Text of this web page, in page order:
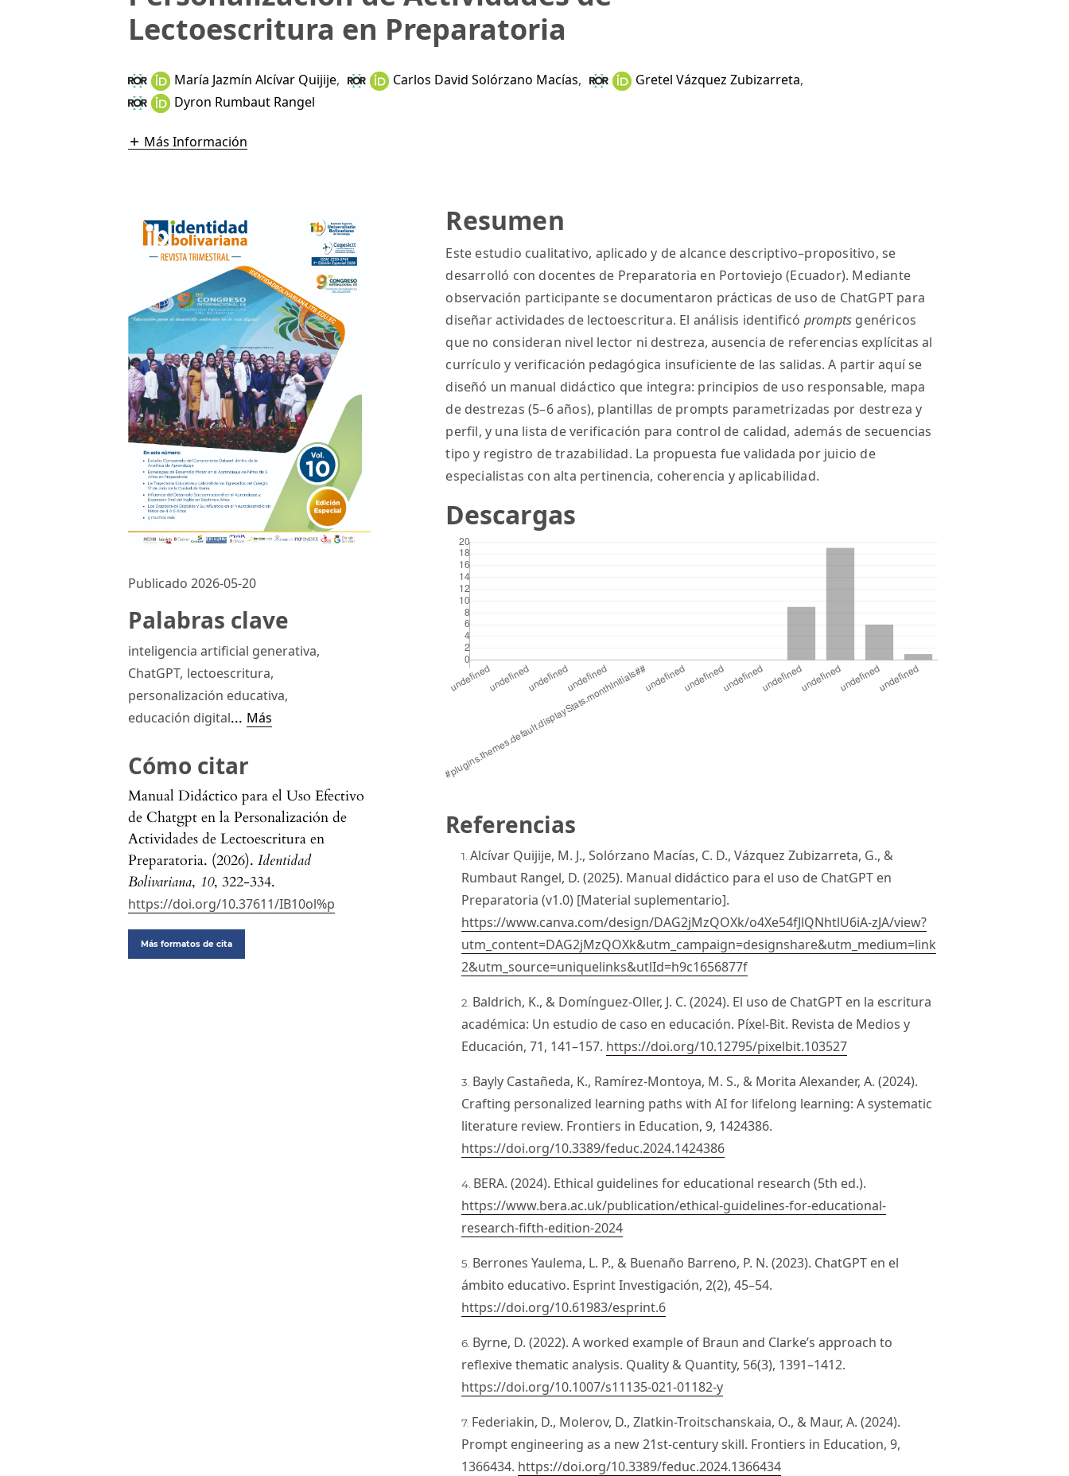
Lectoescritura en Preparatoria
María Jazmín Alcívar Quijije, Carlos David Solórzano Macías, Gretel Vázquez Zubizarreta,
Dyron Rumbaut Rangel
Más Información
Publicado 2026-05-20
Palabras clave
inteligencia artificial generativa,
ChatGPT, lectoescritura,
personalización educativa,
educación digital... Más
Cómo citar
Manual Didáctico para el Uso Efectivo
de Chatgpt en la Personalización de
Actividades de Lectoescritura en
Preparatoria. (2026).Identidad
Bolivariana, 10, 322-334.
https://doi.org/10.37611/IB10ol%p
Más formatos de cita
Resumen
Este estudio cualitativo, aplicado y de alcance descriptivo–propositivo, se
desarrolló con docentes de Preparatoria en Portoviejo (Ecuador). Mediante
observación participante se documentaron prácticas de uso de ChatGPT para
diseñar actividades de lectoescritura. El análisis identificó prompts genéricos
que no consideran nivel lector ni destreza, ausencia de referencias explícitas al
currículo y verificación pedagógica insuficiente de las salidas. A partir aquí se
diseñó un manual didáctico que integra: principios de uso responsable, mapa
de destrezas (5–6 años), plantillas de prompts parametrizadas por destreza y
perfil, y una lista de verificación para control de calidad, además de secuencias
tipo y registro de trazabilidad. La propuesta fue validada por juicio de
especialistas con alta pertinencia, coherencia y aplicabilidad.
Descargas
Referencias
Alcívar Quijije, M. J., Solórzano Macías, C. D., Vázquez Zubizarreta, G., &
Rumbaut Rangel, D. (2025). Manual didáctico para el uso de ChatGPT en
Preparatoria (v1.0) [Material suplementario].
https://www.canva.com/design/DAG2jMzQOXk/o4Xe54fJlQNhtlU6iA-zJA/view?
utm_content=DAG2jMzQOXk&utm_campaign=designshare&utm_medium=link
2&utm_source=uniquelinks&utlId=h9c1656877f
Baldrich, K., & Domínguez-Oller, J. C. (2024). El uso de ChatGPT en la escritura
académica: Un estudio de caso en educación. Píxel-Bit. Revista de Medios y
Educación, 71, 141–157. https://doi.org/10.12795/pixelbit.103527
Bayly Castañeda, K., Ramírez-Montoya, M. S., & Morita Alexander, A. (2024).
Crafting personalized learning paths with AI for lifelong learning: A systematic
literature review. Frontiers in Education, 9, 1424386.
https://doi.org/10.3389/feduc.2024.1424386
BERA. (2024). Ethical guidelines for educational research (5th ed.).
https://www.bera.ac.uk/publication/ethical-guidelines-for-educational-
research-fifth-edition-2024
Berrones Yaulema, L. P., & Buenaño Barreno, P. N. (2023). ChatGPT en el
ámbito educativo. Esprint Investigación, 2(2), 45–54.
https://doi.org/10.61983/esprint.6
Byrne, D. (2022). A worked example of Braun and Clarke’s approach to
reflexive thematic analysis. Quality & Quantity, 56(3), 1391–1412.
https://doi.org/10.1007/s11135-021-01182-y
Federiakin, D., Molerov, D., Zlatkin-Troitschanskaia, O., & Maur, A. (2024).
Prompt engineering as a new 21st-century skill. Frontiers in Education, 9,
1366434. https://doi.org/10.3389/feduc.2024.1366434